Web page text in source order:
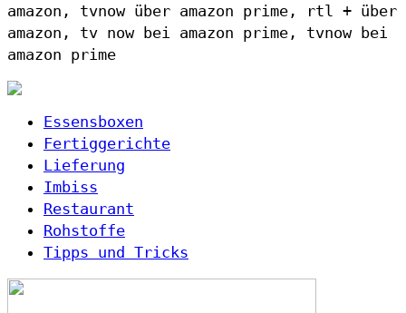
amazon, tvnow über amazon prime, rtl + über
amazon, tv now bei amazon prime, tvnow bei
amazon prime
Essensboxen
Fertiggerichte
Lieferung
Imbiss
Restaurant
Rohstoffe
Tipps und Tricks